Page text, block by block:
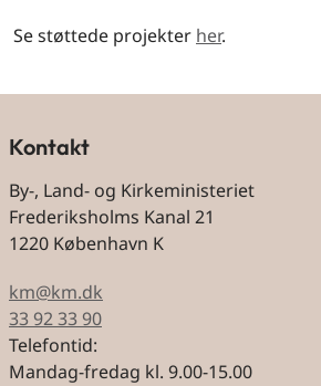
Se støttede projekter her.
Kontakt
By-, Land- og Kirkeministeriet
Frederiksholms Kanal 21
1220 København K
km@km.dk
33 92 33 90
Telefontid:
Mandag-fredag kl. 9.00-15.00